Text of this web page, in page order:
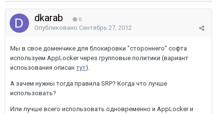
dkarab 0
Опубликовано Сентябрь 27, 2012
Мы в свое доменчике для блокировки "стороннего" софта
используем AppLocker через групповые политики (вариант
испоьзования описан тут).
А зачем нужны тогда правила SRP? Когда что лучше
использовать?
Или лучше всего использовать одновременно и AppLocker и